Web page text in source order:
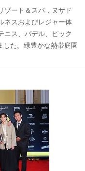
ゾート＆スパ，ヌサド
ネスおよびレジャー体
ニス、パデル、ピック
した。緑豊かな熱帯庭園